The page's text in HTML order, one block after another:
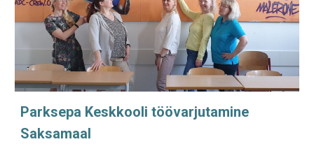
Parksepa Keskkooli töövarjutamine
Saksamaal